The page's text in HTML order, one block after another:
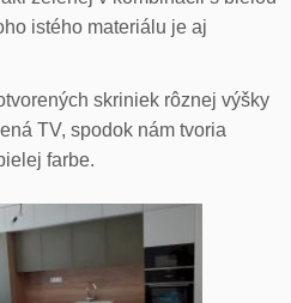
istého materiálu je aj
skriniek rôznej výšky
TV, spodok nám tvoria
farbe.